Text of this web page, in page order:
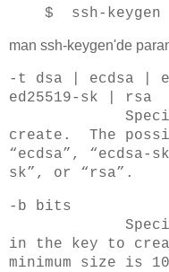
$ ssh-
man ssh-keygen'de
-t dsa | ecdsa |
ed25519-sk | rsa
Specifies
create. The
“ecdsa”, “ecdsa-
sk”, or “rsa”.
-b bits
Specifies
in the key to
minimum size is